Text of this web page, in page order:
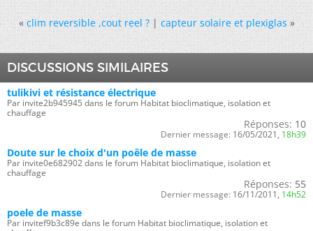
« clim reversible ,cout reel ?|capteur solaire et plexiglas »
DISCUSSIONS SIMILAIRES
tulikivi et résistance électrique
Par invite2b945945 dans le forum Habitat bioclimatique, isolation et
chauffage
Réponses: 10
Dernier message: 16/05/2021, 18h39
Doute sur le choix d'un poêle de masse
Par invite0e682902 dans le forum Habitat bioclimatique, isolation et
chauffage
Réponses: 55
Dernier message: 16/11/2011, 14h52
poele de masse
Par invitef9b3c89e dans le forum Habitat bioclimatique, isolation et